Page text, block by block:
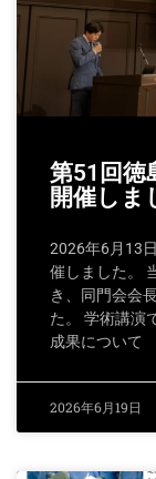
第51回徳
開催しま
2026年6月13
催しました。
き、同門会会
た。 学術講演
成果について
2026年6月19日